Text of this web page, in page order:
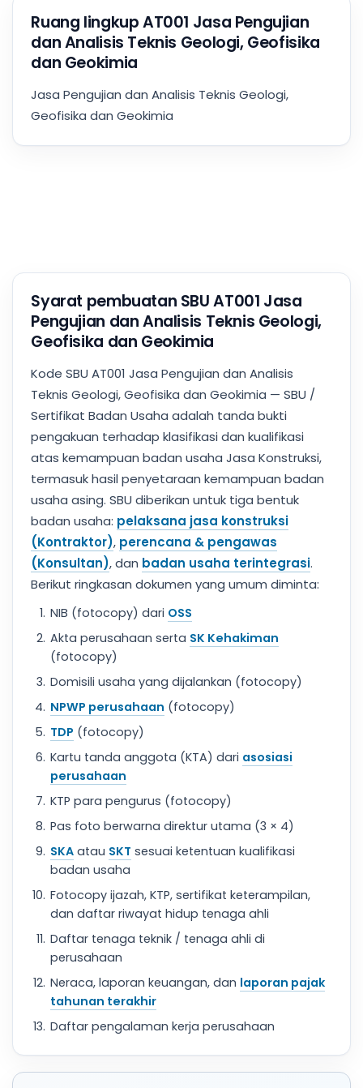
Ruang lingkup AT001 Jasa Pengujian
dan Analisis Teknis Geologi, Geofisika
dan Geokimia
Jasa Pengujian dan Analisis Teknis Geologi,
Geofisika dan Geokimia
Syarat pembuatan SBU AT001 Jasa
Pengujian dan Analisis Teknis Geologi,
Geofisika dan Geokimia
Kode SBU AT001 Jasa Pengujian dan Analisis
Teknis Geologi, Geofisika dan Geokimia — SBU /
Sertifikat Badan Usaha adalah tanda bukti
pengakuan terhadap klasifikasi dan kualifikasi
atas kemampuan badan usaha Jasa Konstruksi,
termasuk hasil penyetaraan kemampuan badan
usaha asing. SBU diberikan untuk tiga bentuk
badan usaha: pelaksana jasa konstruksi
(Kontraktor), perencana & pengawas
(Konsultan), dan badan usaha terintegrasi.
Berikut ringkasan dokumen yang umum diminta:
NIB (fotocopy) dari OSS
Akta perusahaan serta SK Kehakiman
(fotocopy)
Domisili usaha yang dijalankan (fotocopy)
NPWP perusahaan (fotocopy)
TDP (fotocopy)
Kartu tanda anggota (KTA) dari asosiasi
perusahaan
KTP para pengurus (fotocopy)
Pas foto berwarna direktur utama (3 × 4)
SKA atau SKT sesuai ketentuan kualifikasi
badan usaha
Fotocopy ijazah, KTP, sertifikat keterampilan,
dan daftar riwayat hidup tenaga ahli
Daftar tenaga teknik / tenaga ahli di
perusahaan
Neraca, laporan keuangan, dan laporan pajak
tahunan terakhir
Daftar pengalaman kerja perusahaan